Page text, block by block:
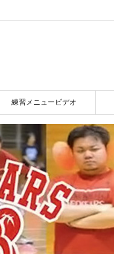
練習メニュービデオ